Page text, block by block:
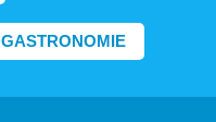
GASTRONOMIE